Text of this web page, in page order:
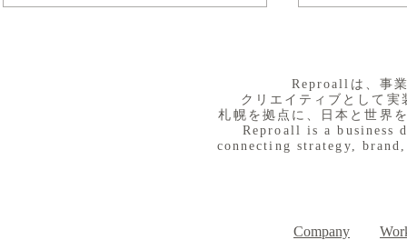
​Reproallは、事
クリエイティブとして
札幌を拠点に、日本と世界
Reproall is a business
connecting strategy,
Company